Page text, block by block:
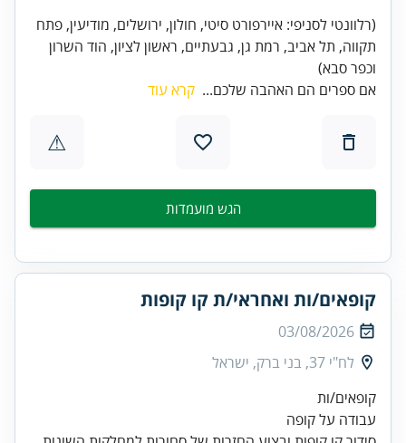
(רלוונטי לסניפי: איירפורט סיטי, חולון, ירושלים, מודיעין, פתח
תקווה, תל אביב, רמת גן, גבעתיים, ראשון לציון, הוד השרון
וכפר סבא)
אם ספרים הם האהבה שלכם... קרא עוד
⚠
הגש מועמדות
קופאים/ות ואחראי/ת קו קופות
03/08/2026
לח"י 37, בני ברק, ישראל